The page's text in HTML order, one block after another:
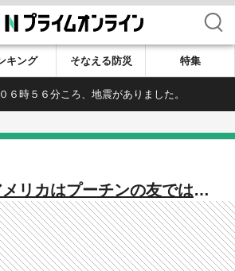
検索
キング そなえる防災 特集
６時５６分ころ、地震がありました。
メリカはプーチンの友ではな
政治家がトランプ政権を批
像」めぐり論争勃発